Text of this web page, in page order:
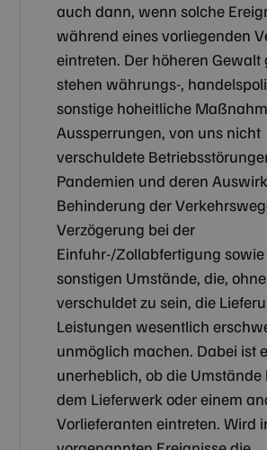
auch dann, wenn solche
während eines vorliegenden
eintreten. Der höheren Gewalt
stehen währungs-,
sonstige hoheitliche
Aussperrungen, von uns nicht
verschuldete
Pandemien und deren
Behinderung der
Verzögerung bei der
Einfuhr-/Zollabfertigung
sonstigen Umstände, die,
verschuldet zu sein, die
Leistungen wesentlich
unmöglich machen. Dabei ist
unerheblich, ob die Umstände
dem Lieferwerk oder einem
Vorlieferanten eintreten. Wird